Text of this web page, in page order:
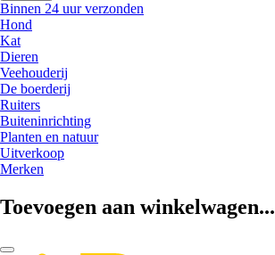
Binnen 24 uur verzonden
Hond
Kat
Dieren
Veehouderij
De boerderij
Ruiters
Buiteninrichting
Planten en natuur
Uitverkoop
Merken
Toevoegen aan winkelwagen...